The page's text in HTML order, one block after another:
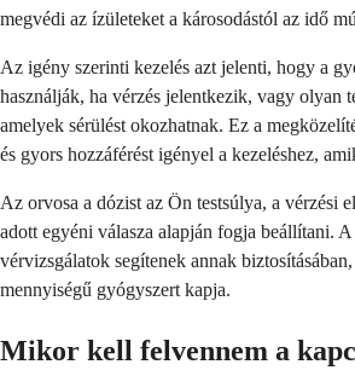
megvédi az ízületeket a károsodástól az idő
Az igény szerinti kezelés azt jelenti, hogy a
használják, ha vérzés jelentkezik, vagy olyan
amelyek sérülést okozhatnak. Ez a
és gyors hozzáférést igényel a kezeléshez,
Az orvosa a dózist az Ön testsúlya, a vérzési
adott egyéni válasza alapján fogja beállítani. A
vérvizsgálatok segítenek annak
mennyiségű gyógyszert kapja.
Mikor kell felvennem a